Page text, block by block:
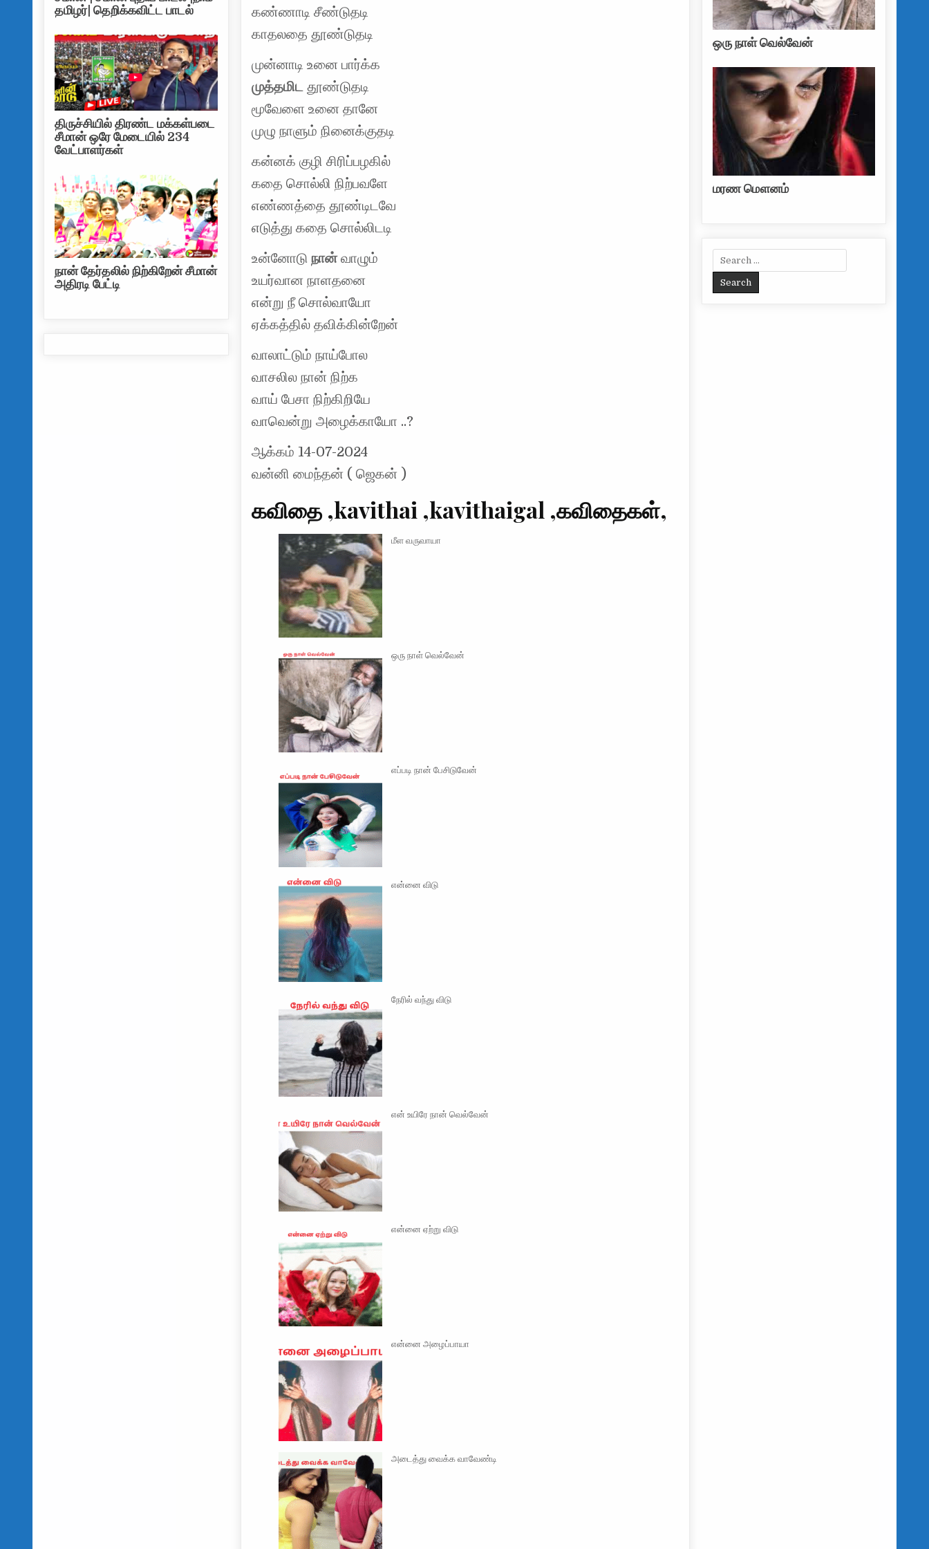
கண்ணாடி சீண்டுதடி
காதலதை தூண்டுதடி
முன்னாடி உனை பார்க்க
முத்தமிடதூண்டுதடி
மூவேளை உனை தானே
முழு நாளும் நினைக்குதடி
கன்னக் குழி சிரிப்பழகில்
கதை சொல்லி நிற்பவளே
எண்ணத்தை தூண்டிடவே
எடுத்து கதை சொல்லிடடி
உன்னோடுநான்வாழும்
உயர்வான நாளதனை
என்று நீ சொல்வாயோ
ஏக்கத்தில் தவிக்கின்றேன்
வாலாட்டும் நாய்போல
வாசலில நான் நிற்க
வாய் பேசா நிற்கிறியே
வாவென்று அழைக்காயோ ..?
ஆக்கம் 14-07-2024
வன்னி மைந்தன் ( ஜெகன் )
கவிதை ,kavithai ,kavithaigal ,கவிதைகள்,
மீள வருவாயா
ஒரு நாள் வெல்வேன்
எப்படி நான் பேசிடுவேன்
என்னை விடு
நேரில் வந்து விடு
என் உயிரே நான் வெல்வேன்
என்னை ஏற்று விடு
என்னை அழைப்பாயா
அடைத்து வைக்க வாவேண்டி
தமிழர்| தெறிக்கவிட்ட பாடல்
திருச்சியில் திரண்ட மக்கள்படை
சீமான் ஒரே மேடையில் 234
வேட்பாளர்கள்
நான் தேர்தலில் நிற்கிறேன் சீமான்
அதிரடி பேட்டி
ஒரு நாள் வெல்வேன்
மரண மௌனம்
Search for: